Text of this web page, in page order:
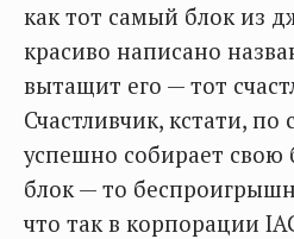
как тот самый блок из
красиво написано
вытащит его — тот
Счастливчик, кстати, по
успешно собирает
блок — то
что так в корпорации